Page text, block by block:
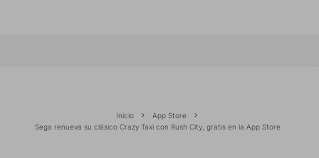
Inicio
App Store
Sega renueva su clásico Crazy Taxi con Rush City, gratis en la App Store